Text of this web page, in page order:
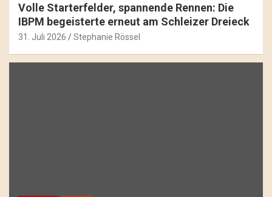
Volle Starterfelder, spannende Rennen: Die
IBPM begeisterte erneut am Schleizer Dreieck
31. Juli 2026 Stephanie Rössel